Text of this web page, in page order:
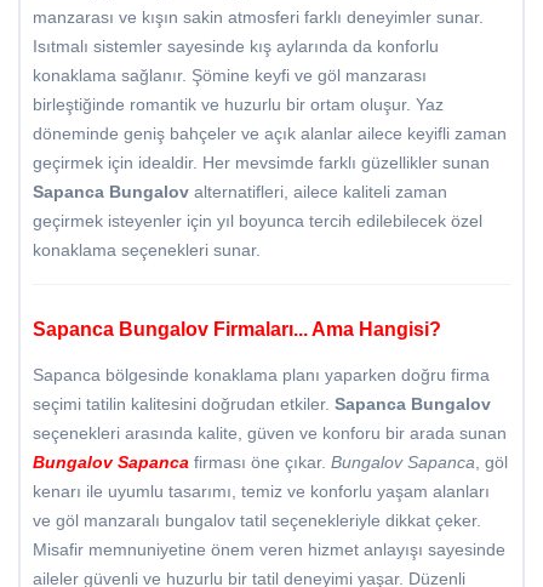
manzarası ve kışın sakin atmosferi farklı deneyimler sunar.
Isıtmalı sistemler sayesinde kış aylarında da konforlu
konaklama sağlanır. Şömine keyfi ve göl manzarası
birleştiğinde romantik ve huzurlu bir ortam oluşur. Yaz
döneminde geniş bahçeler ve açık alanlar ailece keyifli zaman
geçirmek için idealdir. Her mevsimde farklı güzellikler sunan
Sapanca Bungalov alternatifleri, ailece kaliteli zaman
geçirmek isteyenler için yıl boyunca tercih edilebilecek özel
konaklama seçenekleri sunar.
Sapanca Bungalov Firmaları... Ama Hangisi?
Sapanca bölgesinde konaklama planı yaparken doğru firma
seçimi tatilin kalitesini doğrudan etkiler. Sapanca Bungalov
seçenekleri arasında kalite, güven ve konforu bir arada sunan
Bungalov Sapanca firması öne çıkar. Bungalov Sapanca, göl
kenarı ile uyumlu tasarımı, temiz ve konforlu yaşam alanları
ve göl manzaralı bungalov tatil seçenekleriyle dikkat çeker.
Misafir memnuniyetine önem veren hizmet anlayışı sayesinde
aileler güvenli ve huzurlu bir tatil deneyimi yaşar. Düzenli